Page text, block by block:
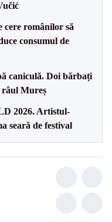
cere românilor să
consumul de
caniculă. Doi bărbați
Mureș
2026. Artistul-
seară de festival